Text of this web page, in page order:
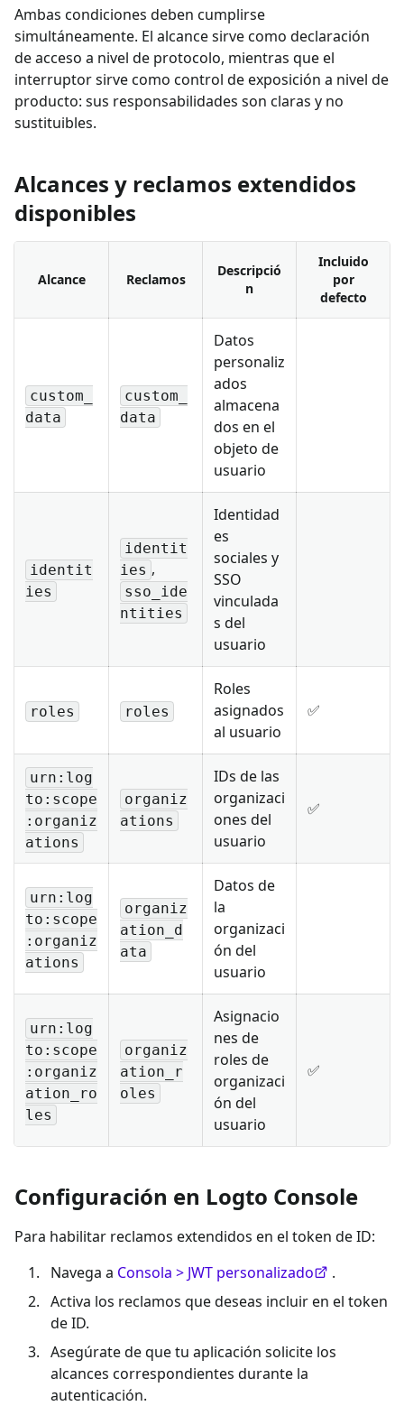
Ambas condiciones deben cumplirse
simultáneamente. El alcance sirve como declaración
de acceso a nivel de protocolo, mientras que el
interruptor sirve como control de exposición a nivel de
producto: sus responsabilidades son claras y no
sustituibles.
Alcances y reclamos extendidos
disponibles
Alcance Reclamos
Descripció
n
Incluido
por
defecto
custom_
data
custom_
data
Datos
personaliz
ados
almacena
dos en el
objeto de
usuario
identit
ies
identit
ies ,
sso_ide
ntities
Identidad
es
sociales y
SSO
vinculada
s del
usuario
roles roles
Roles
asignados
al usuario
✅
urn:log
to:scope
:organiz
ations
organiz
ations
IDs de las
organizaci
ones del
usuario
✅
urn:log
to:scope
:organiz
ations
organiz
ation_d
ata
Datos de
la
organizaci
ón del
usuario
urn:log
to:scope
:organiz
ation_ro
les
organiz
ation_r
oles
Asignacio
nes de
roles de
organizaci
ón del
usuario
✅
Configuración en Logto Console
Para habilitar reclamos extendidos en el token de ID:
Navega a Consola > JWT personalizado
.
Activa los reclamos que deseas incluir en el token
de ID.
Asegúrate de que tu aplicación solicite los
alcances correspondientes durante la
autenticación.